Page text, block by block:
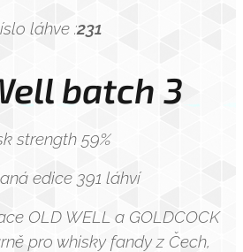
láhve :231
batch 3
strength 59%
edice 391 láhví
OLD WELL a GOLDCOCK
pro whisky fandy z Čech,